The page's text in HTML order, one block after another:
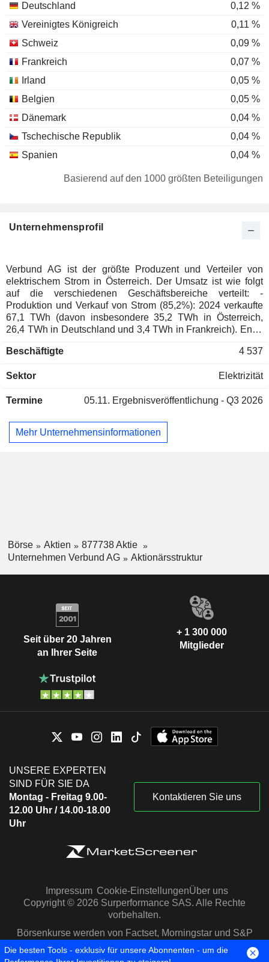
Deutschland
0,12 %
Vereinigtes Königreich
0,11 %
Schweiz
0,09 %
Frankreich
0,07 %
Irland
0,05 %
Belgien
0,05 %
Dänemark
0,04 %
Tschechische Republik
0,04 %
Spanien
0,04 %
Luxemburg
Liechtenstein
0,02 %
Finnland
0,01 %
Japan
0,01 %
Kanada
0,01 %
Australien
0,01 %
Basierend auf den 1000 größten Beteiligungen
Unternehmensprofil
Verbund AG ist der größte Produzent und Verteiler von
elektrischem Strom in Österreich. Der Umsatz ist wie folgt
auf die verschiedenen Geschäftsbereiche verteilt: -
Produktion und Verkauf von Strom (85,2%): 2024 verkaufte
67,1 TWh (davon insbesondere 35,2 TWh in Österreich,
26,4 TWh in Deutschland und 3,4 TWh in Frankreich). Ende
Wasserkraftwerke, 342 Windkraftwerke, 47
elektrischem Strom (11,1%): Betrieb eines Stromnetzes von
Engineering, Tätigkeiten in den Bereichen
Beschäftigte 4 537
Sektor Elektrizität
Termine 05.11. Ergebnisveröffentlichung - Q3 2026
Mehr Unternehmensinformationen
Börse Aktien
877738 Aktie
Unternehmen Verbund AG
Aktionärsstruktur
Seit über 20 Jahren
an Ihrer Seite
+ 1 300 000
Mitglieder
UNSERE EXPERTEN
SIND FÜR SIE DA
Montag - Freitag 9.00-
12.00 Uhr / 14.00-18.00
Uhr
Kontaktieren Sie uns
Impressum Cookie-EinstellungenÜber uns
Copyright © 2026 Surperformance SAS. Alle Rechte
vorbehalten.
Börsenkurse werden von Factset, Morningstar und S&P
Capital IQ zur Verfügung gestellt
Die besten Tools - exklusiv für unsere Abonnenten - um die